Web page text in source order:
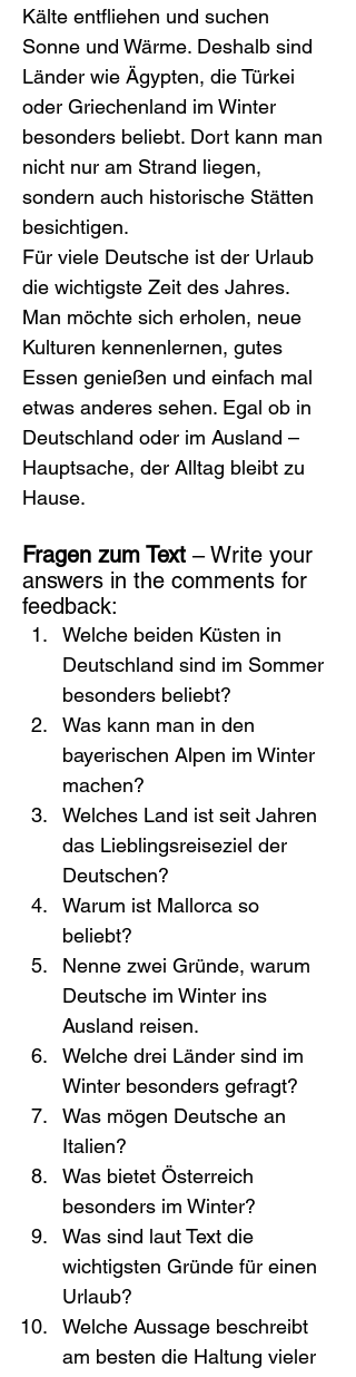
Kälte entfliehen und suchen
Sonne und Wärme. Deshalb sind
Länder wie Ägypten, die Türkei
oder Griechenland im Winter
besonders beliebt. Dort kann man
nicht nur am Strand liegen,
sondern auch historische Stätten
besichtigen.
Für viele Deutsche ist der Urlaub
die wichtigste Zeit des Jahres.
Man möchte sich erholen, neue
Kulturen kennenlernen, gutes
Essen genießen und einfach mal
etwas anderes sehen. Egal ob in
Deutschland oder im Ausland –
Hauptsache, der Alltag bleibt zu
Hause.
Fragen zum Text – Write your
answers in the comments for
feedback:
Welche beiden Küsten in
Deutschland sind im Sommer
besonders beliebt?
Was kann man in den
bayerischen Alpen im Winter
machen?
Welches Land ist seit Jahren
das Lieblingsreiseziel der
Deutschen?
Warum ist Mallorca so
beliebt?
Nenne zwei Gründe, warum
Deutsche im Winter ins
Ausland reisen.
Welche drei Länder sind im
Winter besonders gefragt?
Was mögen Deutsche an
Italien?
Was bietet Österreich
besonders im Winter?
Was sind laut Text die
wichtigsten Gründe für einen
Urlaub?
Welche Aussage beschreibt
am besten die Haltung vieler